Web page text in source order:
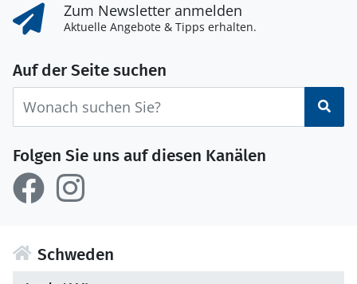
Zum Newsletter anmelden
Aktuelle Angebote & Tipps erhalten.
Auf der Seite suchen
Folgen Sie uns auf diesen Kanälen
Schweden